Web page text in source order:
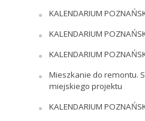
KALENDARIUM
KALENDARIUM
KALENDARIUM
Mieszkanie do remontu.
miejskiego projektu
KALENDARIUM